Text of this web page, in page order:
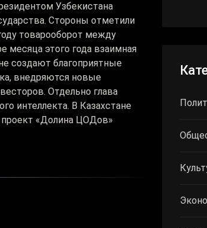
Узбекистана
Стороны отметили
товарооборот между
месяца этого года взаимная
создают благоприятные
внедряются новые
Отдельно глава
интеллекта. В Казахстане
«Долина ЦОДов»